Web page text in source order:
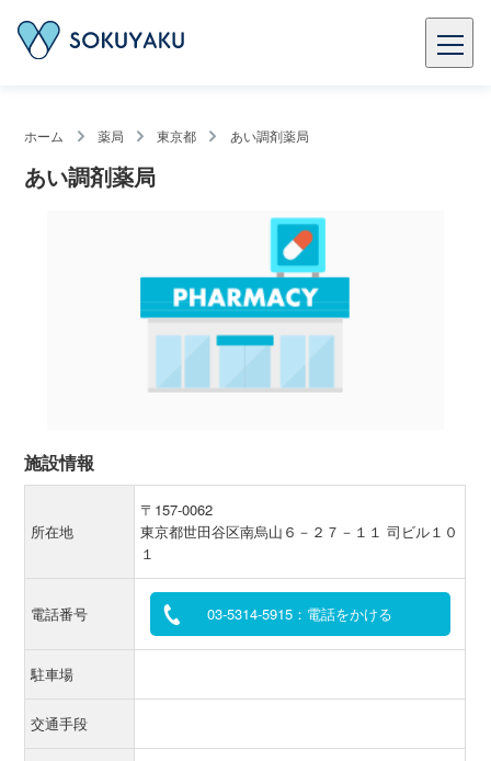
ホーム 薬局 東京都 あい調剤薬局
あい調剤薬局
施設情報
所在地
〒157-0062
東京都世田谷区南烏山６－２７－１１ 司ビル１０
１
電話番号 03-5314-5915：電話をかける
駐車場
交通手段